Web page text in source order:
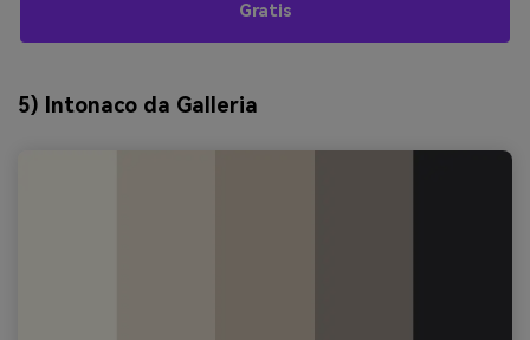
Gratis
5) Intonaco da Galleria